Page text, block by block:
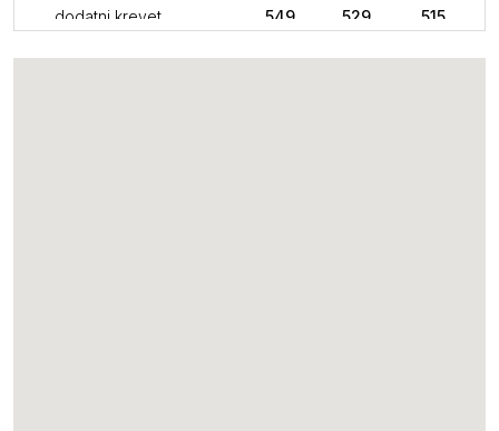
dodatni krevet 549 529 515
I dete dodatno 2-12 69 69 69